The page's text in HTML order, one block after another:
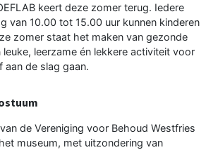
keert deze zomer terug. Iedere
van 10.00 tot 15.00 uur kunnen kinderen
zomer staat het maken van gezonde
leerzame én lekkere activiteit voor
aan de slag gaan.
de Vereniging voor Behoud Westfries
museum, met uitzondering van